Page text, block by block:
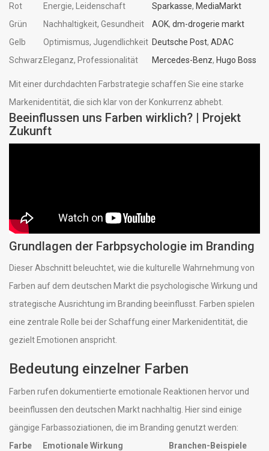
Rot
Energie, Leidenschaft Sparkasse, MediaMarkt
Grün
Nachhaltigkeit, Gesundheit AOK, dm-drogerie markt
Gelb
Optimismus, Jugendlichkeit Deutsche Post, ADAC
Schwarz Eleganz, Professionalität Mercedes-Benz, Hugo Boss
Mit einer durchdachten Farbstrategie schaffen Sie eine starke
Markenidentität, die sich klar von der Konkurrenz abhebt.
Beeinflussen uns Farben wirklich? | Projekt
Zukunft
Grundlagen der Farbpsychologie im Branding
Dieser Abschnitt beleuchtet, wie die kulturelle Wahrnehmung von
Farben auf dem deutschen Markt die psychologische Wirkung und
strategische Ausrichtung im Branding beeinflusst. Farben spielen
eine zentrale Rolle bei der Schaffung einer Markenidentität, die
gezielt Emotionen anspricht.
Bedeutung einzelner Farben
Farben rufen dokumentierte emotionale Reaktionen hervor und
beeinflussen den deutschen Markt nachhaltig. Hier sind einige
gängige Farbassoziationen, die im Branding genutzt werden:
Farbe
Emotionale Wirkung
Branchen-Beispiele